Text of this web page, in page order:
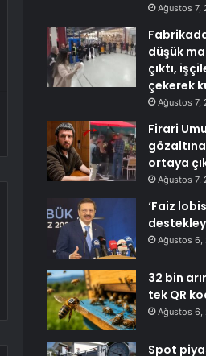
Ağustos 7,
düşük
çıktı,
çekerek
Ağustos 7,
Firari
gözaltına
ortaya
Ağustos 7,
‘Faiz
Ağustos 6,
32 bin
tek QR
Ağustos 6,
Spot